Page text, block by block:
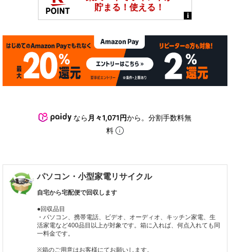
なら 月々1,071円から。分割手数料無
料
パソコン・小型家電リサイクル
自宅から宅配便で回収します
●回収品目
・パソコン、携帯電話、ビデオ、オーディオ、キッチン家電、生
活家電など400品目以上が対象です。箱に入れば、何点入れても同
一料金です。
※箱のご用意はお客様にてお願いします。